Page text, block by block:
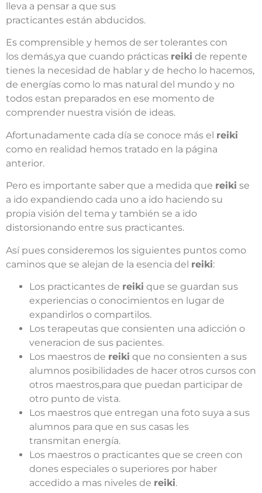
lleva a pensar a que sus
practicantes están abducidos.
Es comprensible y hemos de ser tolerantes con
los demás,ya que cuando prácticas reiki de repente
tienes la necesidad de hablar y de hecho lo hacemos,
de energías como lo mas natural del mundo y no
todos estan preparados en ese momento de
comprender nuestra visión de ideas.
Afortunadamente cada día se conoce más el reiki
como en realidad hemos tratado en la página
anterior.
Pero es importante saber que a medida que reiki se
a ido expandiendo cada uno a ido haciendo su
propia visión del tema y también se a ido
distorsionando entre sus practicantes.
Así pues consideremos los siguientes puntos como
caminos que se alejan de la esencia del reiki:
Los practicantes de reiki que se guardan sus
experiencias o conocimientos en lugar de
expandirlos o compartilos.
Los terapeutas que consienten una adicción o
veneracion de sus pacientes.
Los maestros de reiki que no consienten a sus
alumnos posibilidades de hacer otros cursos con
otros maestros,para que puedan participar de
otro punto de vista.
Los maestros que entregan una foto suya a sus
alumnos para que en sus casas les
transmitan energía.
Los maestros o practicantes que se creen con
dones especiales o superiores por haber
accedido a mas niveles de reiki.